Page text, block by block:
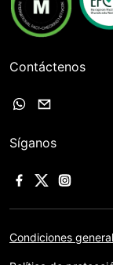
Contáctenos
Síganos
Condiciones